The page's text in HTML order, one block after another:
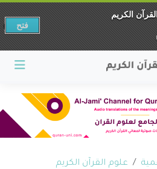
علوم القرآن الكريم
الكريم
فتح